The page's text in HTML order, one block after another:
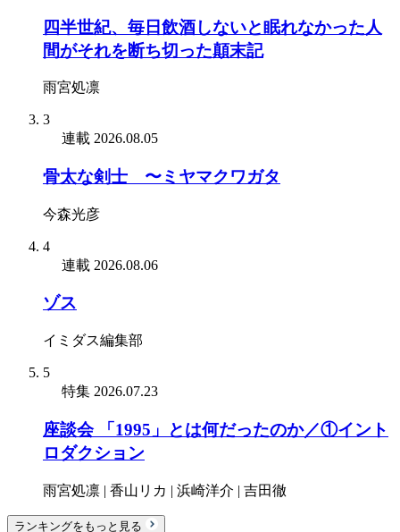
四半世紀、毎日飲酒しないと眠れなかった人
間がそれを断ち切った顛末記
雨宮処凛
3
連載 2026.08.05
骨太な剣士 〜ミヤマクワガタ
今森光彦
4
連載 2026.08.06
ゾス
イミダス編集部
5
特集 2026.07.23
座談会 「1995」とは何だったのか／①イント
ロダクション
雨宮処凛 | 香山リカ | 浜崎洋介 | 吉田徹
ランキングをもっと見る